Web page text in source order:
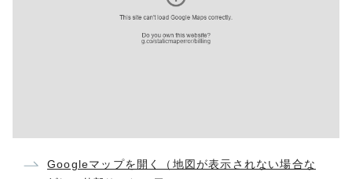
Googleマップを開く（地図が表示されない場合な